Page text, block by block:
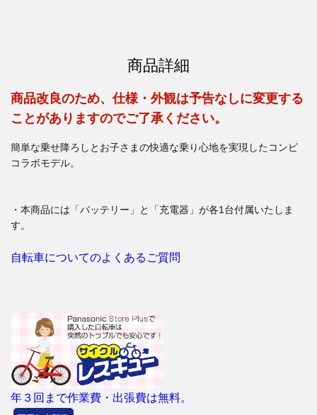
商品詳細
商品改良のため、仕様・外観は予告なしに変更する
ことがありますのでご了承ください。
簡単な乗せ降ろしとお子さまの快適な乗り心地を実現したコンビ
コラボモデル。
・本商品には「バッテリー」と「充電器」が各1台付属いたしま
す。
自転車についてのよくあるご質問
年３回まで作業費・出張費は無料。